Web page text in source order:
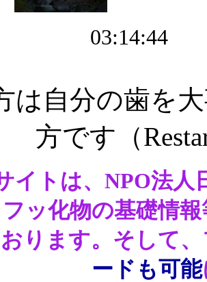
03:14:44
自分の歯を大
方です（
イトは、NPO法人
ッ化物の基礎情
ります。そして
ードも可能